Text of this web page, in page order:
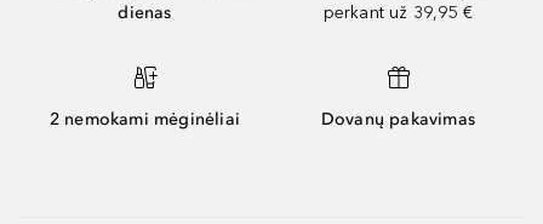
dienas
perkant už 39,95 €
2 nemokami mėginėliai Dovanų pakavimas